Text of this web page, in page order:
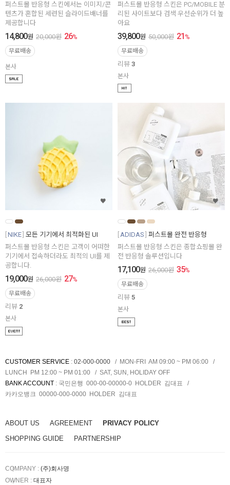
퍼스트몰 반응형 스킨에서는 이미지/콘
텐츠가 혼합된 세련된 슬라이드배너를
제공합니다
14,800원 20,000원 26%
무료배송
본사
퍼스트몰 반응형 스킨은 PC/MOBILE 분
리된 사이트보다 검색 우선순위가 더 높
아요
39,800원 50,000원 21 %
무료배송
리뷰 3
본사
NIKE 모든 기기에서 최적화된 UI
퍼스트몰 반응형 스킨은 고객이 어떠한
기기에서 접속하더라도 최적의 UI를 제
공합니다.
19,000원 26,000원 27%
무료배송
리뷰 2
본사
ADIDAS 퍼스트몰 완전 반응형
퍼스트몰 반응형 스킨은 종합쇼핑몰 완
전 반응형 솔루션입니다
17,100원 26,000원 35%
무료배송
리뷰 5
본사
CUSTOMER SERVICE : 02-000-0000
MON-FRI AM 09:00 ~ PM 06:00
LUNCH PM 12:00 ~ PM 01:00
SAT, SUN, HOLIDAY OFF
BANK ACCOUNT : 국민은행 000-00-00000-0 HOLDER 김대표
카카오뱅크 00000-000-0000 HOLDER 김대표
ABOUT US AGREEMENT
PRIVACY POLICY
SHOPPING GUIDE
PARTNERSHIP
COMPANY : (주)회사명
OWNER : 대표자